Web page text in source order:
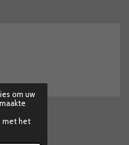
om uw
met het